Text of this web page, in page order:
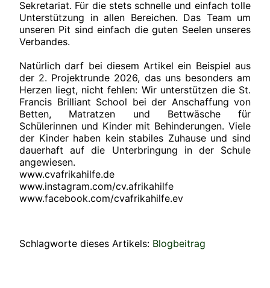
Sekretariat. Für die stets schnelle und einfach tolle
Unterstützung in allen Bereichen. Das Team um
unseren Pit sind einfach die guten Seelen unseres
Verbandes.
Natürlich darf bei diesem Artikel ein Beispiel aus
der 2. Projektrunde 2026, das uns besonders am
Herzen liegt, nicht fehlen: Wir unterstützen die St.
Francis Brilliant School bei der Anschaffung von
Betten, Matratzen und Bettwäsche für
Schülerinnen und Kinder mit Behinderungen. Viele
der Kinder haben kein stabiles Zuhause und sind
dauerhaft auf die Unterbringung in der Schule
angewiesen.
www.cvafrikahilfe.de
www.instagram.com/cv.afrikahilfe
www.facebook.com/cvafrikahilfe.ev
Schlagworte dieses Artikels: Blogbeitrag